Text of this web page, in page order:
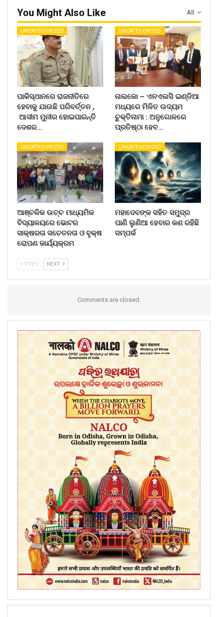
All
You Might Also Like
UNCATEGORIZED
ପାକିସ୍ଥାନରେ ରାଜନୀତିରେ
ହେବାକୁ ଯାଉଛି ପରିବର୍ତ୍ତନ ,
ଆସୀମ ମୁନୀର ହୋଇପାରନ୍ତି
ଦେଶର…
UNCATEGORIZED
ନାଲକୋ – ଏନଏଲସି ଇଣ୍ଡିଆ
ମଧ୍ୟରେ ମିଳିତ ଉଦ୍ୟମ
ଚୁକ୍ତିନାମା : ଅନୁଗୋଳରେ
ପ୍ରତିଷ୍ଠା ହେବ…
UNCATEGORIZED
ଆଞ୍ଚଳିକ ଉଚ୍ଚ ମାଧ୍ୟମିକ
ବିଦ୍ୟାଳୟରେ ଭୋଟର
ସାକ୍ଷରତା ସଚେତନତା ଓ ବୃକ୍ଷ
ରୋପଣ କାର୍ଯ୍ୟକ୍ରମ
UNCATEGORIZED
ମହାଦେବଙ୍କ ସହିତ ସମୁଦ୍ର
ପାଣି ଲୁଣିଆ ହେବାର କଣ ରହିଛି
ସମ୍ପର୍କ
PREV NEXT
Comments are closed.